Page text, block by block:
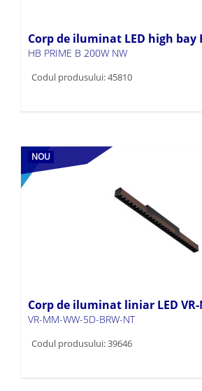
Corp de iluminat LED high bay
HB PRIME B 200W NW
Codul produsului: 45810
NOU
Corp de iluminat liniar LED VR-
VR-MM-WW-5D-BRW-NT
Codul produsului: 39646